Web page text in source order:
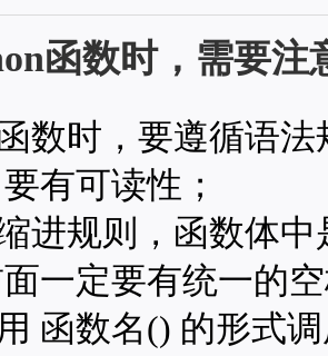
函数时，需要注
数时，要遵循语
有可读性；
进规则，函数体
一定要有统一的
函数名() 的形式